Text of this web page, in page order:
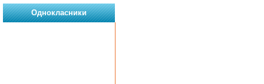
Однокласники